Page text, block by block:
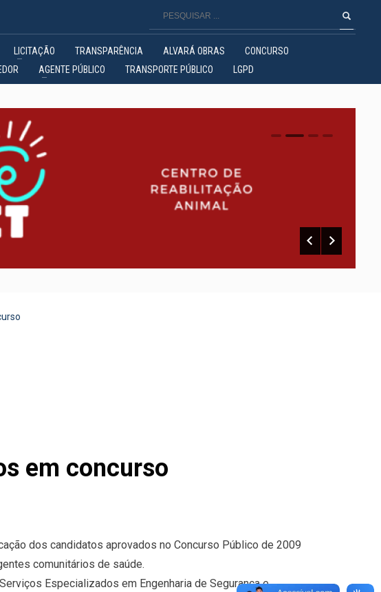
LICITAÇÃO TRANSPARÊNCIA ALVARÁ OBRAS
CONCURSO
AGENTE PÚBLICO TRANSPORTE PÚBLICO LGPD
0 1 2
em concurso
dos candidatos aprovados no Concurso Público de 2009
comunitários de saúde.
Especializados em Engenharia de Segurança e